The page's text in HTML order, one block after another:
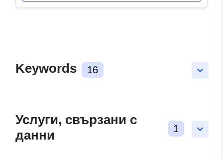
keyboard_arrow_down
Keywords 16
keyboard_arrow_down
Услуги, свързани с
данни
1